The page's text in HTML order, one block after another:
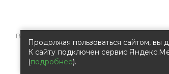
Все права защищены © 2009 – 2026
Продолжая пользоваться сайтом, вы
К сайту подключен сервис
(подробнее).